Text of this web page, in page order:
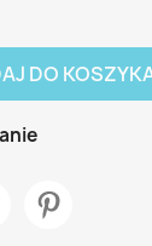
DO